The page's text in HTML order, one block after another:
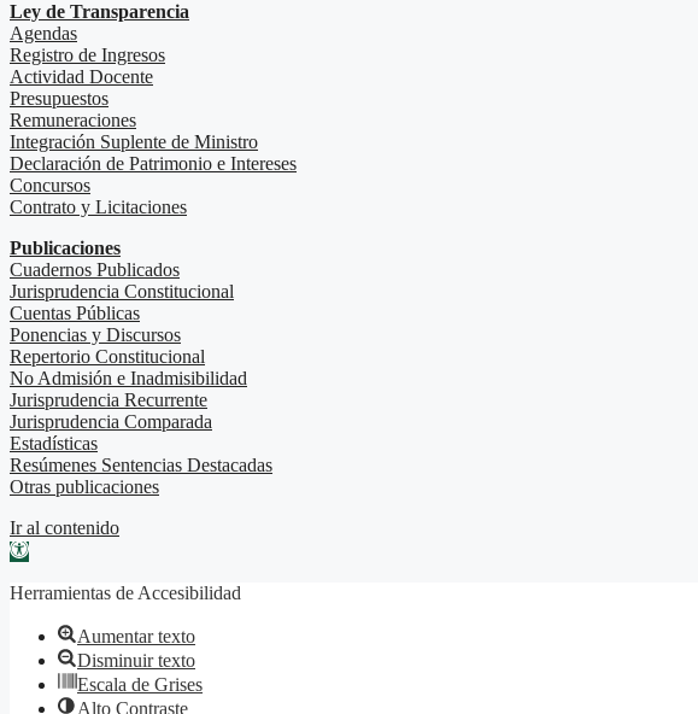
Ley de Transparencia
Agendas
Registro de Ingresos
Actividad Docente
Presupuestos
Remuneraciones
Integración Suplente de Ministro
Declaración de Patrimonio e Intereses
Concursos
Contrato y Licitaciones
Publicaciones
Cuadernos Publicados
Jurisprudencia Constitucional
Cuentas Públicas
Ponencias y Discursos
Repertorio Constitucional
No Admisión e Inadmisibilidad
Jurisprudencia Recurrente
Jurisprudencia Comparada
Estadísticas
Resúmenes Sentencias Destacadas
Otras publicaciones
Ir al contenido
Abrir barra de herramientas
Herramientas de Accesibilidad
Aumentar texto
Disminuir texto
Escala de Grises
Alto Contraste